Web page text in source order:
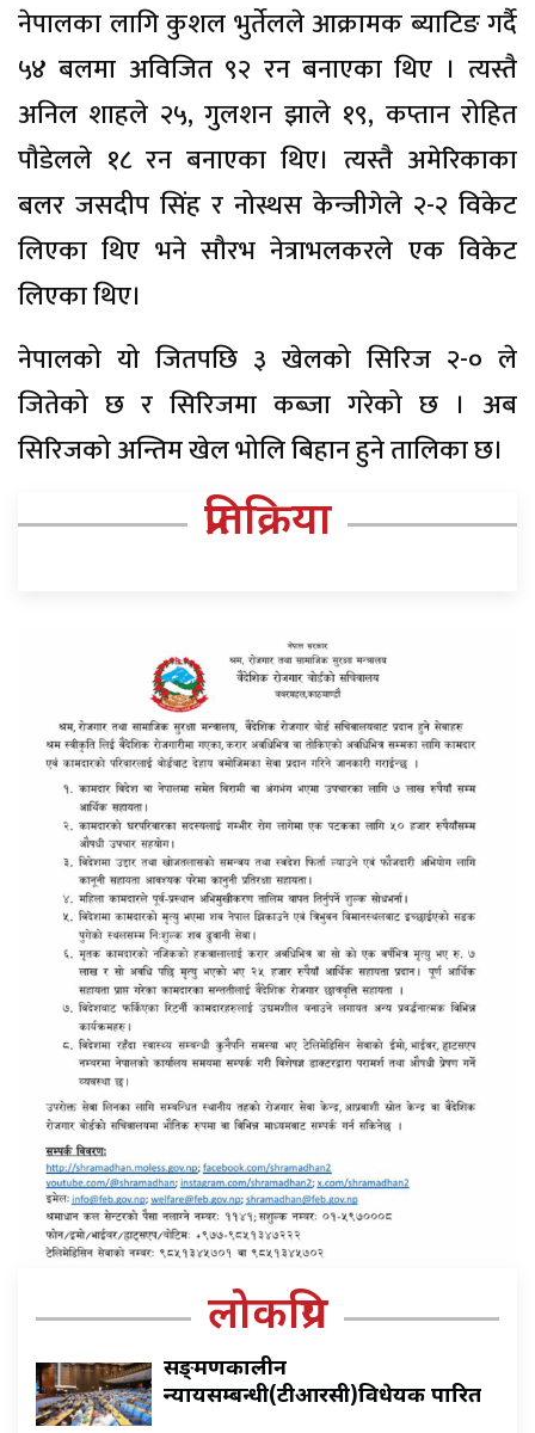
नेपालका लागि कुशल भुर्तेलले आक्रामक ब्याटिङ गर्दै
५४ बलमा अविजित ९२ रन बनाएका थिए । त्यस्तै
अनिल शाहले २५, गुलशन झाले १९, कप्तान रोहित
पौडेलले १८ रन बनाएका थिए। त्यस्तै अमेरिकाका
बलर जसदीप सिंह र नोस्थस केन्जीगेले २-२ विकेट
लिएका थिए भने सौरभ नेत्राभलकरले एक विकेट
लिएका थिए।
नेपालको यो जितपछि ३ खेलको सिरिज २-० ले
जितेको छ र सिरिजमा कब्जा गरेको छ । अब
सिरिजको अन्तिम खेल भोलि बिहान हुने तालिका छ।
प्रतिक्रिया
लोकप्रिय
सङ्क्रमणकालीन
न्यायसम्बन्धी(टीआरसी)विधेयक पारित